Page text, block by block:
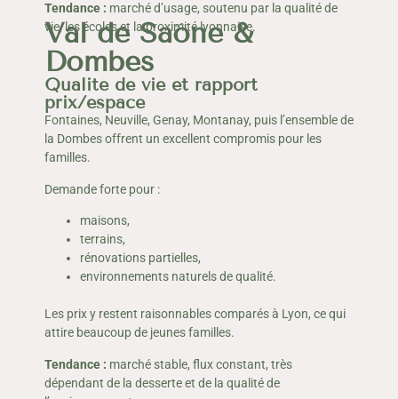
Tendance : marché d’usage, soutenu par la qualité de
vie, les écoles et la proximité lyonnaise.
Val de Saône &
Dombes
Qualité de vie et rapport
prix/espace
Fontaines, Neuville, Genay, Montanay, puis l’ensemble de
la Dombes offrent un excellent compromis pour les
familles.
Demande forte pour :
maisons,
terrains,
rénovations partielles,
environnements naturels de qualité.
Les prix y restent raisonnables comparés à Lyon, ce qui
attire beaucoup de jeunes familles.
Tendance : marché stable, flux constant, très
dépendant de la desserte et de la qualité de